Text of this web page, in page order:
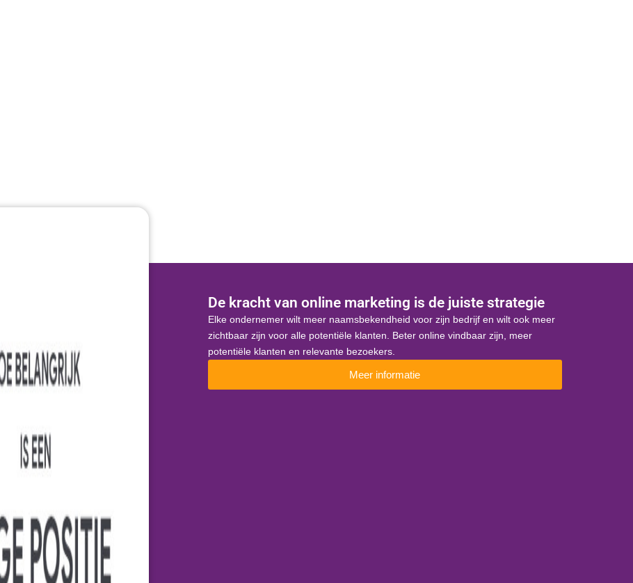
De kracht van online marketing is de juiste strategie
Elke ondernemer wilt meer naamsbekendheid voor zijn bedrijf en wilt ook meer
zichtbaar zijn voor alle potentiële klanten. Beter online vindbaar zijn, meer
potentiële klanten en relevante bezoekers.
Meer informatie